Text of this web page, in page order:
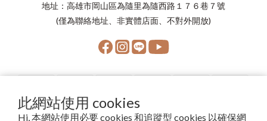
此網站使用 cookies
Hi, 本網站使用必要 cookies 和追蹤型 cookies 以確保網
地址：高雄市岡山區為隨里為隨西路１７６巷７號
(僅為聯絡地址、非實體店面、不對外開放)